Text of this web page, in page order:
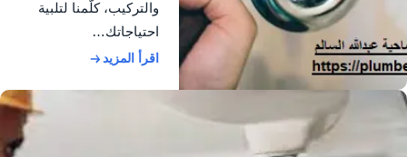
والتركيب، كلّمنا لتلبية
احتياجاتك…
اقرأ المزيد